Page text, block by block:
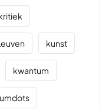
kunst
kwantum